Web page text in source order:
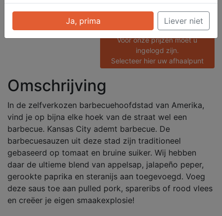
Categorie
Diversen - Sauzen en Rubs
Voor onze prijzen moet u
ingelogd zijn.
Selecteer hier uw afhaalpunt
Omschrijving
In de zelfverkozen barbecuehoofdstad van Amerika,
vind je op bijna elke hoek van de straat wel een
barbecue. Kansas City ademt barbecue. De
barbecuesauzen uit deze stad zijn traditioneel
gebaseerd op tomaat en bruine suiker. Wij hebben
daar de ultieme blend van appelsap, jalapeño peper,
gerookte paprika en steranijs aan toegevoegd. Voeg
deze saus toe aan pulled pork, spareribs of rood vlees
en creëer je eigen smaakexplosie!
Ja, prima Liever niet